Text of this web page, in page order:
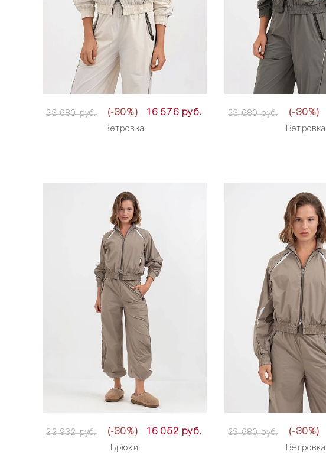
23 680 руб. (-30%) 16 576 руб.
Ветровка
23 680 руб. (-30%)
Ветровка
22 932 руб. (-30%) 16 052 руб.
Брюки
23 680 руб. (-30%)
Ветровка